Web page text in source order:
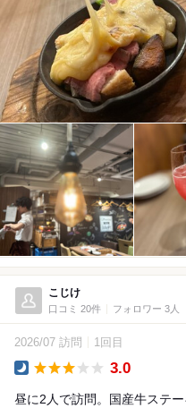
こじけ
口コミ 20件 フォロワー 3人
2026/07 訪問 1回目
3.0
昼に2人で訪問。国産牛ステ